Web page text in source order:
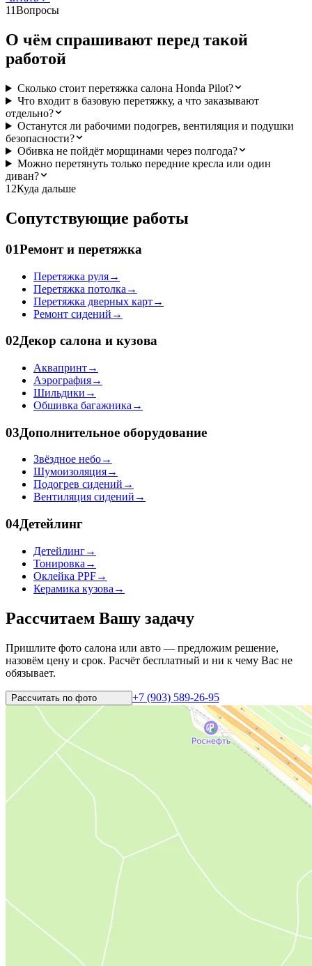
11Вопросы
О чём спрашивают перед такой
работой
Сколько стоит перетяжка салона Honda Pilot?
Что входит в базовую перетяжку, а что заказывают
отдельно?
Останутся ли рабочими подогрев, вентиляция и подушки
безопасности?
Обивка не пойдёт морщинами через полгода?
Можно перетянуть только передние кресла или один
диван?
12Куда дальше
Сопутствующие работы
01Ремонт и перетяжка
Перетяжка руля→
Перетяжка потолка →
Перетяжка дверных карт→
Ремонт сидений →
02Декор салона и кузова
Аквапринт→
Аэрография→
Шильдики →
Обшивка багажника →
03Дополнительное оборудование
Звёздное небо→
Шумоизоляция→
Подогрев сидений →
Вентиляция сидений →
04Детейлинг
Детейлинг→
Тонировка →
Оклейка PPF→
Керамика кузова →
Рассчитаем Вашу задачу
Пришлите фото салона или авто — предложим решение,
назовём цену и срок. Расчёт бесплатный и ни к чему Вас не
обязывает.
Рассчитать по фото +7 (903) 589-26-95